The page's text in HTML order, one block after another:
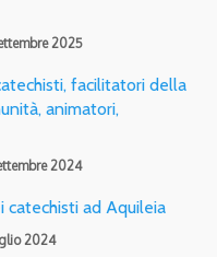
2025
facilitatori della
animatori,
2024
catechisti ad Aquileia
2024